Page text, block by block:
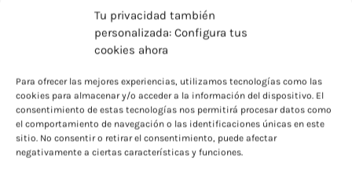
Tu privacidad también
personalizada: Configura tus
cookies ahora
Para ofrecer las mejores experiencias, utilizamos tecnologías como las
cookies para almacenar y/o acceder a la información del dispositivo. El
consentimiento de estas tecnologías nos permitirá procesar datos como
el comportamiento de navegación o las identificaciones únicas en este
sitio. No consentir o retirar el consentimiento, puede afectar
negativamente a ciertas características y funciones.
producto
tiene
múltiples
variantes.
Las